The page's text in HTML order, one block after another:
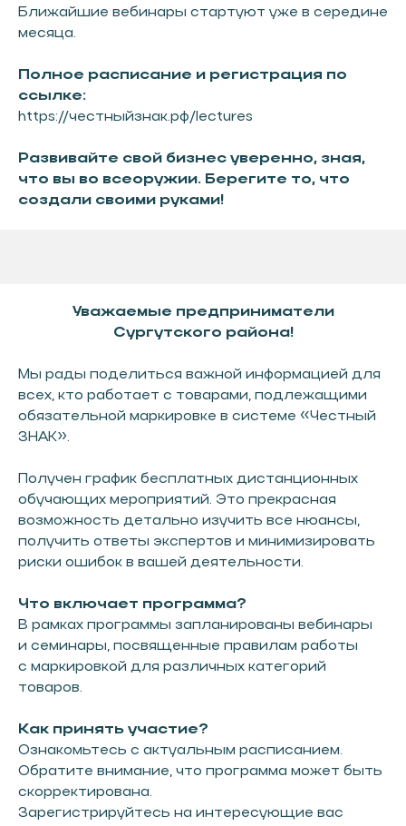
Ближайшие вебинары стартуют уже в середине
месяца.
Полное расписание и регистрация по
ссылке:
https://честныйзнак.рф/lectures
Развивайте свой бизнес уверенно, зная,
что вы во всеоружии. Берегите то, что
создали своими руками!
Уважаемые предприниматели
Сургутского района!
Мы рады поделиться важной информацией для
всех, кто работает с товарами, подлежащими
обязательной маркировке в системе «Честный
ЗНАК».
Получен график бесплатных дистанционных
обучающих мероприятий. Это прекрасная
возможность детально изучить все нюансы,
получить ответы экспертов и минимизировать
риски ошибок в вашей деятельности.
Что включает программа?
В рамках программы запланированы вебинары
и семинары, посвященные правилам работы
с маркировкой для различных категорий
товаров.
Как принять участие?
Ознакомьтесь с актуальным расписанием.
Обратите внимание, что программа может быть
скорректирована.
Зарегистрируйтесь на интересующие вас
И&AMP;NBSP;ИНВЕСТОРУ
МЕРЫ ПОДДЕРЖКИ
НОВОСТИ
КОНТАКТЫ